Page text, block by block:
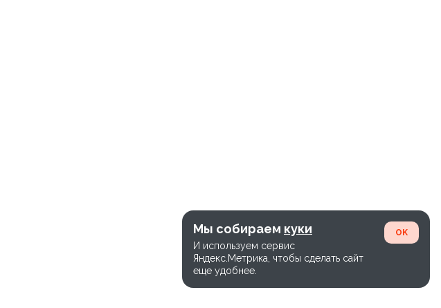
Мы собираем куки
И используем сервис
Яндекс.Метрика, чтобы сделать сайт
еще удобнее.
OK